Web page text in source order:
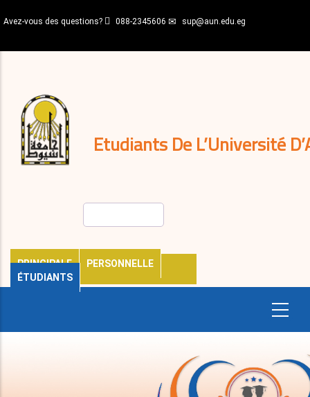
au
principal
Avez-vous des questions? 088-2345606 sup@aun.edu.eg
Etudiants De L’Université
PRINCIPALE
PERSONNELLE
ÉTUDIANTS
décisions
Expatriés
Journal